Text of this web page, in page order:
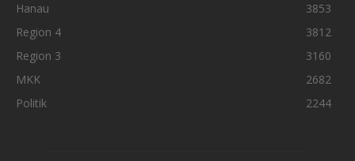
Hanau
3853
Region 4
3812
Region 3
3160
MKK
2682
Politik
2244